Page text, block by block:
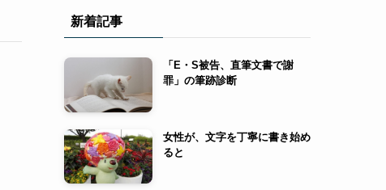
新着記事
「E・S被告、直筆文書で謝
罪」の筆跡診断
女性が、文字を丁寧に書き始め
ると